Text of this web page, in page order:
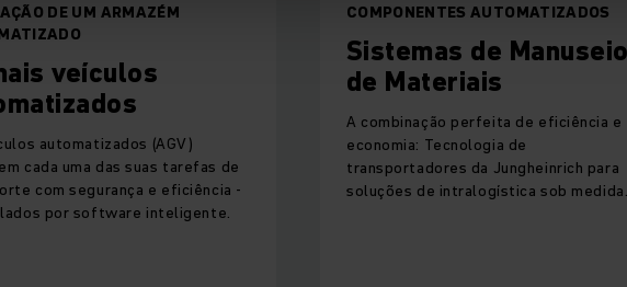
(AGV)
suas tarefas de
e eficiência -
inteligente.
COMPONENTES AUTOMATIZADOS
Sistemas de Manuseio
de Materiais
A combinação perfeita de eficiência e
economia: Tecnologia de
transportadores da Jungheinrich para
soluções de intralogística sob medida.